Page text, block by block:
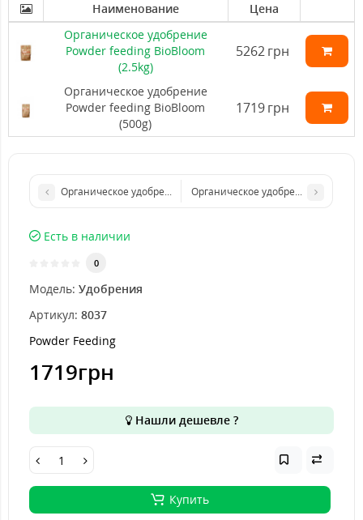
Наименование
Цена
Органическое удобрение
Powder feeding BioBloom
(2.5kg)
5262грн
Органическое удобрение
Powder feeding BioBloom
(500g)
1719грн
Органическое удобрение Powder feeding BioBloom (125g)
Органическое удобрение Powder
Есть в наличии
0
Модель: Удобрения
Артикул: 8037
Powder Feeding
1719грн
Нашли дешевле ?
Купить